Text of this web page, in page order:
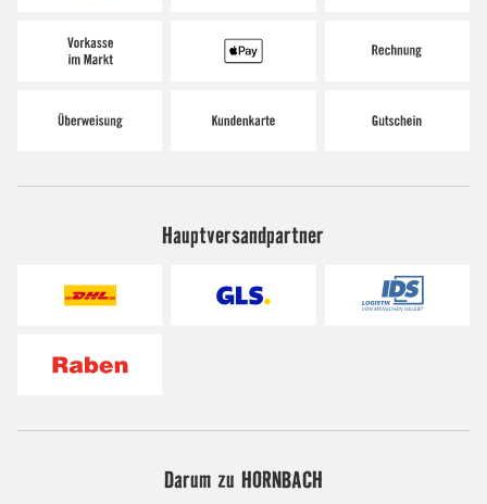
Hauptversandpartner
Darum zu HORNBACH